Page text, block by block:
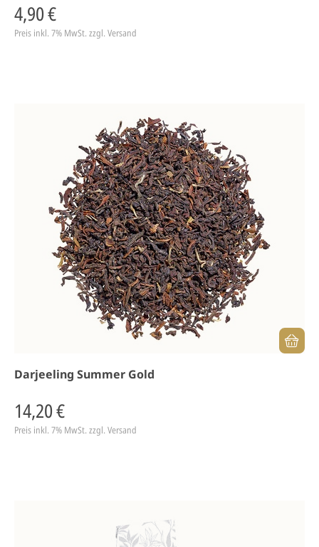
4,90 €
Preis inkl. 7% MwSt. zzgl. Versand
Darjeeling Summer Gold
14,20 €
Preis inkl. 7% MwSt. zzgl. Versand